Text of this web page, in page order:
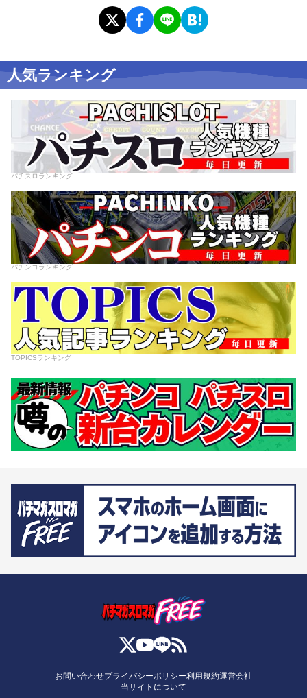
人気ランキング
パチスロランキング
パチンコランキング
TOPICSランキング
お問い合わせプライバシーポリシー利用規約運営会社
当サイトについて